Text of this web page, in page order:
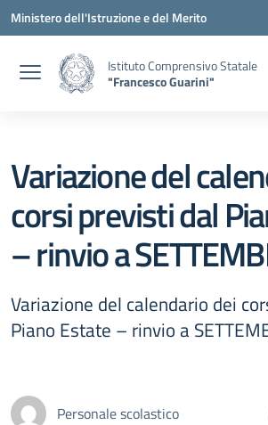
Vai ai contenuti
Vai al menu di navigazione
Vai al footer
Ministero dell'Istruzione e del Merito
Istituto Comprensivo Statale
"Francesco Guarini"
Variazione del
corsi previsti dal
– rinvio a
Variazione del calendario dei
Piano Estate – rinvio a
Personale scolastico